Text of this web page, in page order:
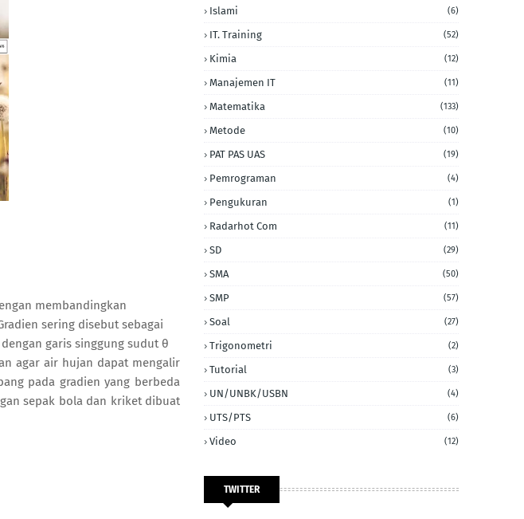
membandingkan
sering disebut sebagai
garis singgung sudut θ
agar air hujan dapat mengalir
pada gradien yang berbeda
sepak bola dan kriket dibuat
Islami (6)
IT. Training (52)
Kimia (12)
Manajemen IT (11)
Matematika (133)
Metode (10)
PAT PAS UAS (19)
Pemrograman (4)
Pengukuran (1)
Radarhot Com (11)
SD (29)
SMA (50)
SMP (57)
Soal (27)
Trigonometri (2)
Tutorial (3)
UN/UNBK/USBN (4)
UTS/PTS (6)
Video (12)
TWITTER